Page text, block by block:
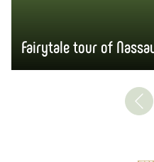
Fairytale tour of